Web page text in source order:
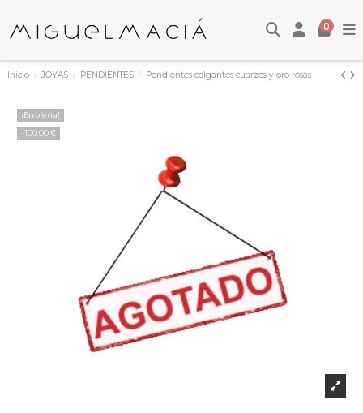
0
Inicio JOYAS PENDIENTES Pendientes colgantes cuarzos y oro rosas
¡En oferta!
-100,00 €